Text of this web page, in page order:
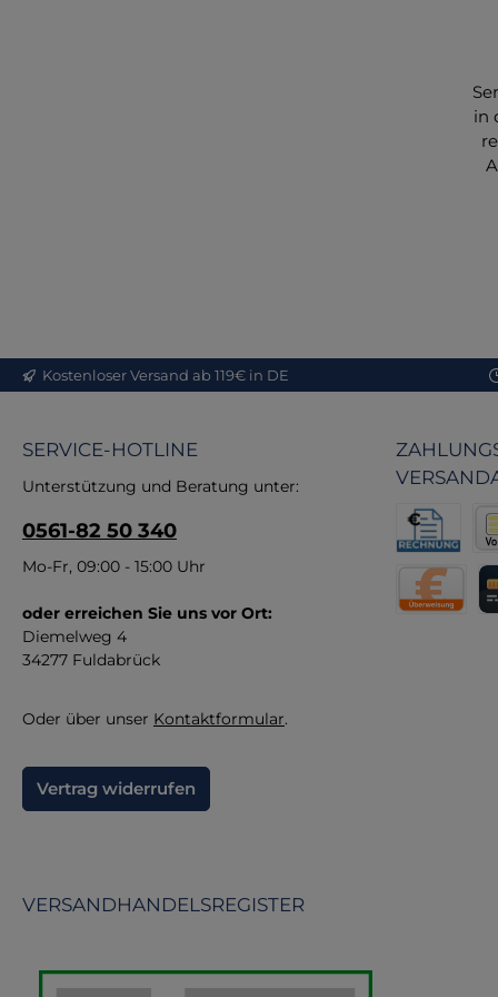
in
Kostenloser Versand ab 119€ in DE
SERVICE-HOTLINE
Unterstützung und Beratung unter:
0561-82 50 340
Mo-Fr, 09:00 - 15:00 Uhr
oder erreichen Sie uns vor Ort:
Diemelweg 4
34277 Fuldabrück
Oder über unser Kontaktformular.
Vertrag widerrufen
Rechnung
VERSANDHANDELSREGISTER